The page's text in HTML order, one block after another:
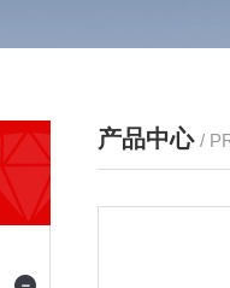
产品中心 /